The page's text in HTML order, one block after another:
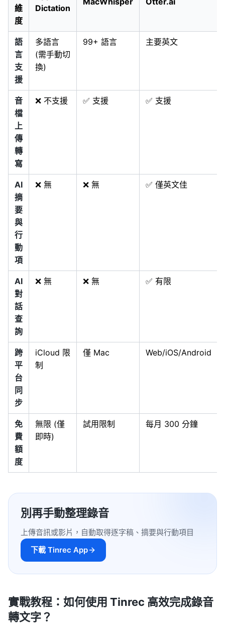
維
度
Dictation
語
言
支
援
多語言
(需手動切
換)
99+ 語言 主要英文
音
檔
上
傳
轉
寫
❌ 不支援 ✅ 支援 ✅ 支援
AI
摘
要
與
行
動
項
❌ 無 ❌ 無 ✅ 僅英文佳
AI
對
話
查
詢
❌ 無 ❌ 無 ✅ 有限
跨
平
台
同
步
iCloud 限
制
僅 Mac Web/iOS/Android
免
費
額
度
無限 (僅
即時)
試用限制 每月 300 分鐘
別再手動整理錄音
上傳音訊或影片，自動取得逐字稿、摘要與行動項目
下載 Tinrec App
實戰教程：如何使用 Tinrec 高效完成錄音
轉文字？